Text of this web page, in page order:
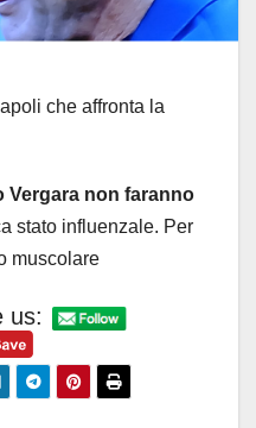
che affronta la
Vergara non faranno
stato influenzale. Per
muscolare
us: